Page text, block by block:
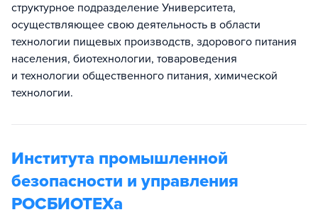
структурное подразделение Университета,
осуществляющее свою деятельность в области
технологии пищевых производств, здорового питания
населения, биотехнологии, товароведения
и технологии общественного питания, химической
технологии.
Института промышленной
безопасности и управления
РОСБИОТЕХа